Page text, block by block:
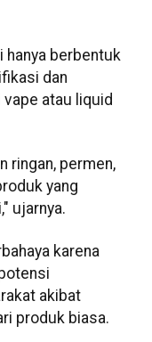
hanya berbentuk
dan
atau liquid
ringan, permen,
yang
ujarnya.
karena
akibat
produk biasa.